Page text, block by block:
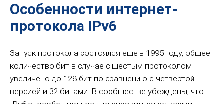
Особенности интернет-
протокола IPv6
Запуск протокола состоялся еще в 1995 году, общее
количество бит в случае с шестым протоколом
увеличено до 128 бит по сравнению с четвертой
версией и 32 битами. В сообществе убеждены, что